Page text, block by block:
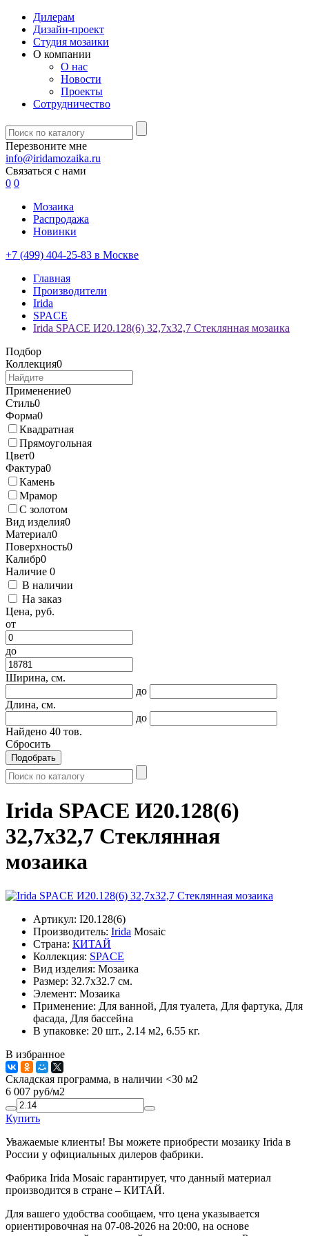
Дилерам
Дизайн-проект
Студия мозаики
О компании
О нас
Новости
Проекты
Сотрудничество
Перезвоните мне
info@iridamozaika.ru
Связаться с нами
0 0
Мозаика
Распродажа
Новинки
+7 (499) 404-25-83 в Москве
Главная
Производители
Irida
SPACE
Irida SPACE И20.128(6) 32,7x32,7 Стеклянная мозаика
Подбор
Коллекция0
Применение0
Стиль0
Форма0
Квадратная
Прямоугольная
Цвет0
Фактура0
Камень
Мрамор
С золотом
Вид изделия0
Материал0
Поверхность0
Калибр0
Наличие 0
В наличии
На заказ
Цена, руб.
от
до
Ширина, см.
до
Длина, см.
до
Найдено 40 тов.
Сбросить
Подобрать
Irida SPACE И20.128(6)
32,7x32,7 Стеклянная
мозаика
Артикул: I20.128(6)
Производитель: Irida Mosaic
Страна: КИТАЙ
Коллекция: SPACE
Вид изделия: Мозаика
Размер: 32.7x32.7 см.
Элемент: Мозаика
Применение: Для ванной, Для туалета, Для фартука, Для
фасада, Для бассейна
В упаковке: 20 шт., 2.14 м2, 6.55 кг.
В избранное
Складская программа, в наличии <30 м2
6 007 руб/м2
Купить
Уважаемые клиенты! Вы можете приобрести мозаику Irida в
России у официальных дилеров фабрики.
Фабрика Irida Mosaic гарантирует, что данный материал
производится в стране – КИТАЙ.
Для вашего удобства сообщаем, что цена указывается
ориентировочная на 07-08-2026 на 20:00, на основе